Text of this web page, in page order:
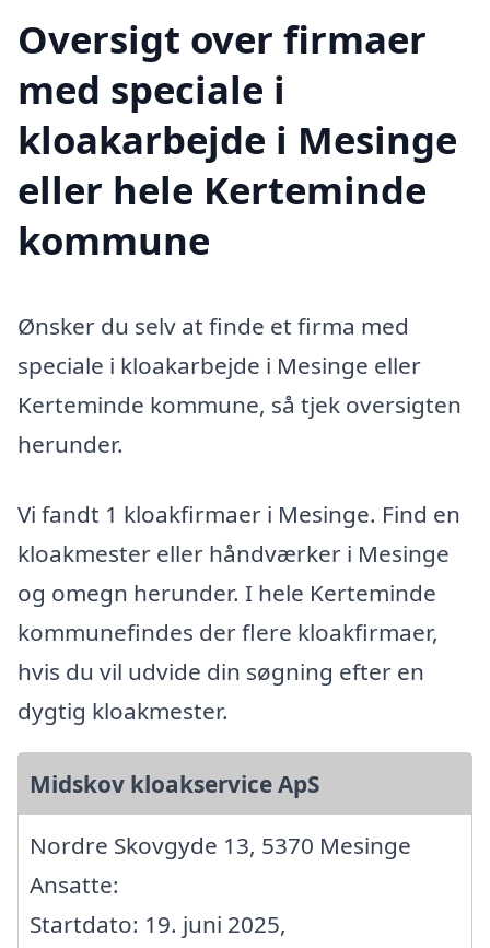
Oversigt over firmaer
med speciale i
kloakarbejde i Mesinge
eller hele Kerteminde
kommune
Ønsker du selv at finde et firma med
speciale i kloakarbejde i Mesinge eller
Kerteminde kommune, så tjek oversigten
herunder.
Vi fandt 1 kloakfirmaer i Mesinge. Find en
kloakmester eller håndværker i Mesinge
og omegn herunder. I hele Kerteminde
kommunefindes der flere kloakfirmaer,
hvis du vil udvide din søgning efter en
dygtig kloakmester.
Midskov kloakservice ApS
Nordre Skovgyde 13, 5370 Mesinge
Ansatte:
Startdato: 19. juni 2025,